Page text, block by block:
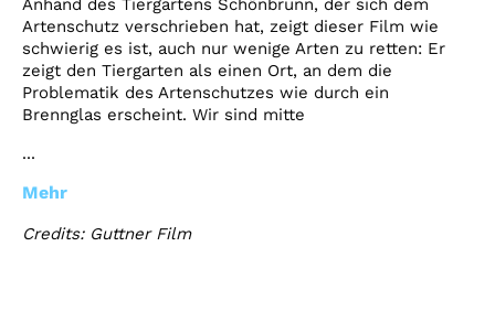
Anhand des Tiergartens Schönbrunn, der sich dem
Artenschutz verschrieben hat, zeigt dieser Film wie
schwierig es ist, auch nur wenige Arten zu retten: Er
zeigt den Tiergarten als einen Ort, an dem die
Problematik des Artenschutzes wie durch ein
Brennglas erscheint. Wir sind mitte
...
Mehr
Credits: Guttner Film